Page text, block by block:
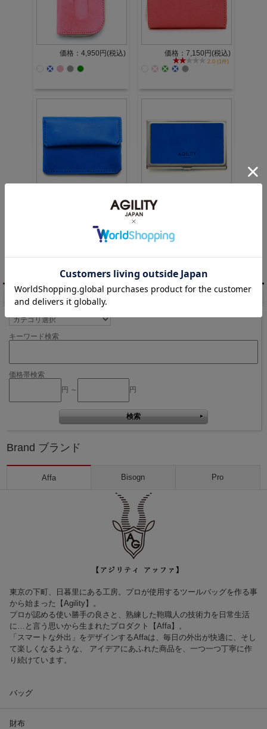
価格：4,950円(税込) 価格：7,150円(税込)
2.0 (1件)
価格：4,180円(税込) 在庫切れ
商品検索
キーワード検索
価格帯検索
円 ～
円
Brand ブランド
Affa Bisogn Pro
東京の下町、日暮里にある工房。プロが使用するツールバッグを作る事
から始まった【Agility】。
プロが認める使い勝手の良さと、熟練した鞄職人の技術力を日常生活
に…と言う思いから生まれたプロダクト【Affa】。
「スマートな外出」をデザインするAffaは、毎日の外出が快適に、そし
て楽しくなるような、 アイデアにあふれた商品を、一つ一つ丁寧に作
り続けています。
バッグ
財布